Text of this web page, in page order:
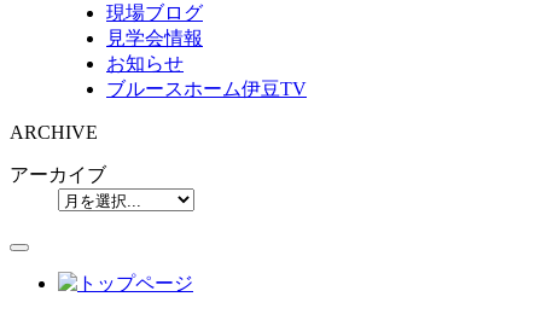
現場ブログ
見学会情報
お知らせ
ブルースホーム伊豆TV
ARCHIVE
アーカイブ